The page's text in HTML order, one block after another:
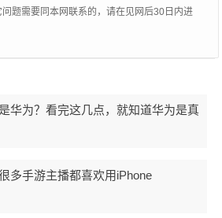
题需要同本网联系的，请在见网后30日内进
华为？看完这几点，就知道华为是真
多手游主播都喜欢用iPhone